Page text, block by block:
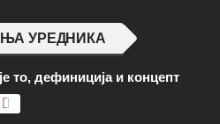
УРЕДНИКА
то, дефиниција и концепт